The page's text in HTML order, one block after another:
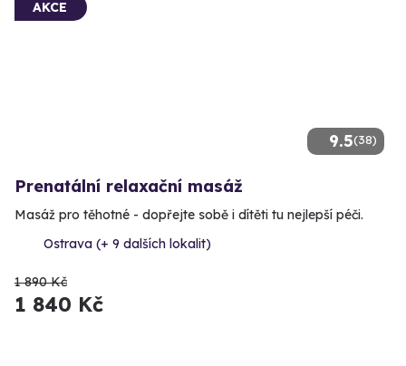
9.5(38)
AKCE
Prenatální relaxační masáž
Masáž pro těhotné - dopřejte sobě i dítěti tu nejlepší péči.
Ostrava (+ 9 dalších lokalit)
1 890 Kč
1 840 Kč